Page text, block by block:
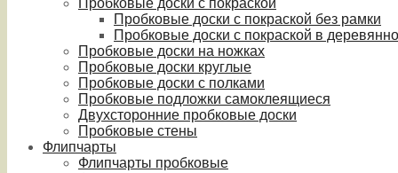
Пробковые доски с покраской
Пробковые доски с покраской без рамки
Пробковые доски с покраской в
Пробковые доски на ножках
Пробковые доски круглые
Пробковые доски с полками
Пробковые подложки самоклеящиеся
Двухсторонние пробковые доски
Пробковые стены
Флипчарты
Флипчарты пробковые